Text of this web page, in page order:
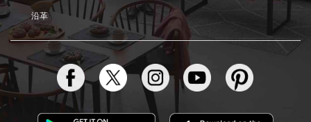
沿革